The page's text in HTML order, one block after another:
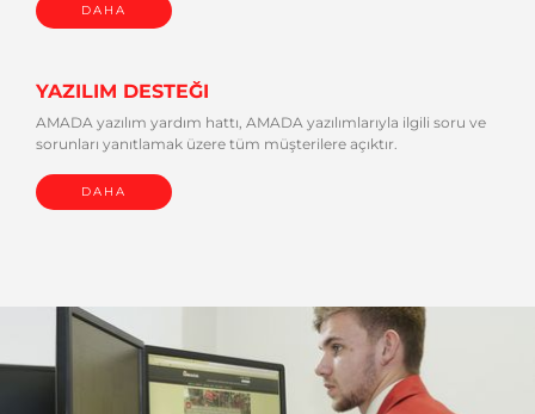
DAHA
YAZILIM DESTEĞI
AMADA yazılım yardım hattı, AMADA yazılımlarıyla ilgili soru ve
sorunları yanıtlamak üzere tüm müşterilere açıktır.
DAHA